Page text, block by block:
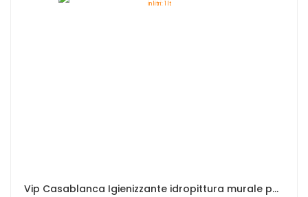
Vip Casablanca Igienizzante idropittura murale per interni - Formato in litri: 1 lt